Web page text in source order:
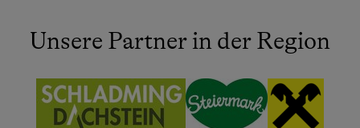
Unsere Partner in der Region